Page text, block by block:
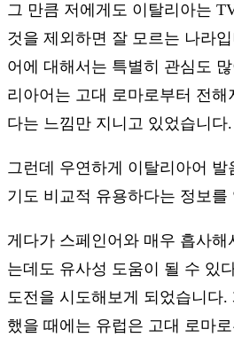
그 만큼 저에게도 이탈리아는
것을 제외하면 잘 모르는 나라
어에 대해서는 특별히 관심도
리아어는 고대 로마로부터 전해
다는 느낌만 지니고 있었습니다.
그런데 우연하게 이탈리아어
기도 비교적 유용하다는 정보를
게다가 스페인어와 매우 흡사
는데도 유사성 도움이 될 수 있
도전을 시도해보게 되었습니다
했을 때에는 유럽은 고대 로마